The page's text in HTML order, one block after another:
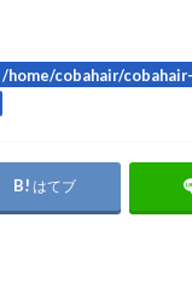
/home/cobahair/
はてブ